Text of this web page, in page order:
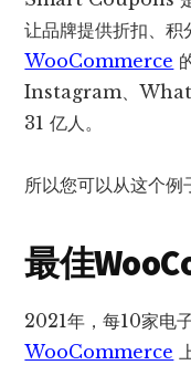
让品牌提供折扣、积
WooCommerce
Instagram、
31 亿人。
所以您可以从这个例
最佳
2021年，每10家电
WooCommerce